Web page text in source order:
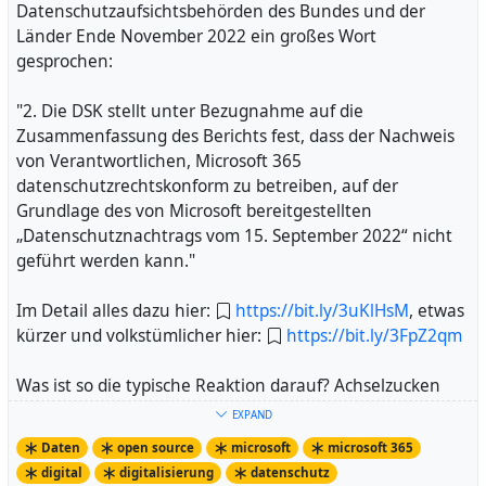
habt oder auch bei Lob und Kritik, könnt Ihr mich
kontaktieren, gerne auchhier:
http://warumichradfahre.blog/kontakt/
Erfrierungen drin.
Füße sind an sich kein Problem. Mehrere Schichten
Socken sollten helfen. Und vor allem natürlich gute
mehreren guten Herstellern. Eine Goretex-Schicht im
Oberschuh ist normalerweise ein Garant für Schutz vor
fast aller Unbill, also bitte mal umschauen danach. Die
kosten schon nen Euro, aber helfen kalte Füße zu
vermeiden. Die sind aber ein häufiger und
nachvollhziehbarer Grund, das Rad im Winter stehen zu
lassen. Muss nicht sein.
hier nachlesen und -sehen:
http://warumichradfahre.blog/2020/11/30/sooooo-
Jetzt also los, Kälte ist kein Grund, nicht Rad zu fahren.
Aber dennoch: passt auf Euch auf da draußen!
Datenschutzaufsichtsbehörden des Bundes und der
Länder Ende November 2022 ein großes Wort
gesprochen:
"2. Die DSK stellt unter Bezugnahme auf die
Zusammenfassung des Berichts fest, dass der Nachweis
von Verantwortlichen, Microsoft 365
datenschutzrechtskonform zu betreiben, auf der
Grundlage des von Microsoft bereitgestellten
„Datenschutznachtrags vom 15. September 2022“ nicht
geführt werden kann."
Im Detail alles dazu hier: https://bit.ly/3uKlHsM, etwas
kürzer und volkstümlicher hier:
https://bit.ly/3FpZ2qm
Was ist so die typische Reaktion darauf? Achselzucken
und Ignoranz. Und: es gibt doch keine Alternative. Gibt es
nicht? Schauen wir doch mal......
EXPAND
Daten open source microsoft
microsoft 365
digital
digitalisierung datenschutz